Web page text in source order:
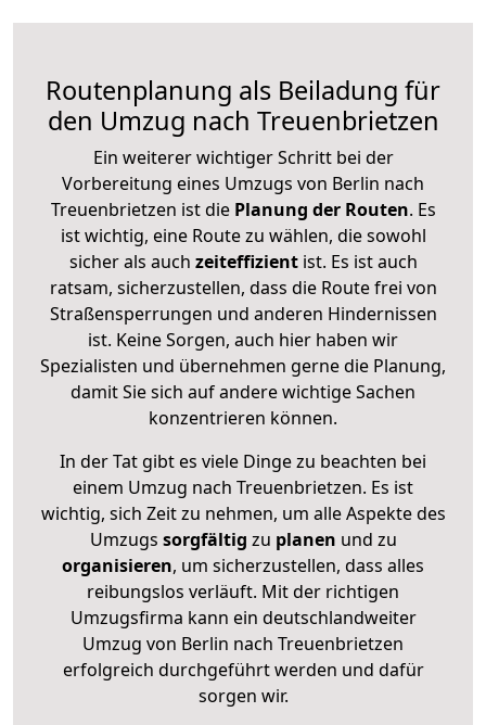
Routenplanung als Beiladung für
den Umzug nach Treuenbrietzen
Ein weiterer wichtiger Schritt bei der
Vorbereitung eines Umzugs von Berlin nach
Treuenbrietzen ist diePlanung der Routen. Es
ist wichtig, eine Route zu wählen, die sowohl
sicher als auch zeiteffizientist. Es ist auch
ratsam, sicherzustellen, dass die Route frei von
Straßensperrungen und anderen Hindernissen
ist. Keine Sorgen, auch hier haben wir
Spezialisten und übernehmen gerne die Planung,
damit Sie sich auf andere wichtige Sachen
konzentrieren können.
In der Tat gibt es viele Dinge zu beachten bei
einem Umzug nach Treuenbrietzen. Es ist
wichtig, sich Zeit zu nehmen, um alle Aspekte des
Umzugs sorgfältig zu planen und zu
organisieren, um sicherzustellen, dass alles
reibungslos verläuft. Mit der richtigen
Umzugsfirma kann ein deutschlandweiter
Umzug von Berlin nach Treuenbrietzen
erfolgreich durchgeführt werden und dafür
sorgen wir.